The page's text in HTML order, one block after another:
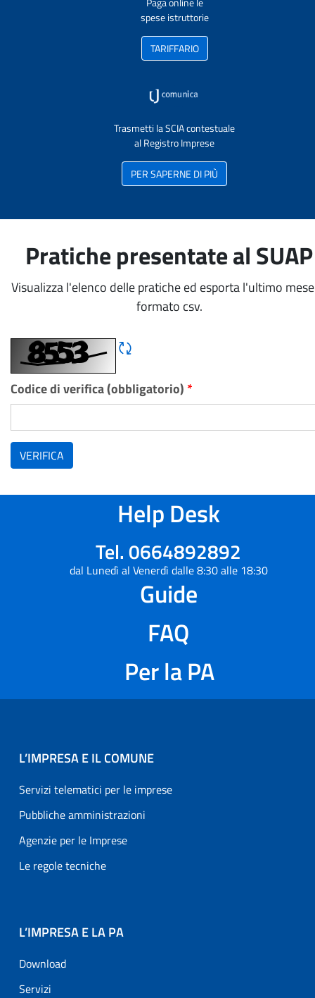
spese istruttorie
TARIFFARIO
Trasmetti la SCIA contestuale
al Registro Imprese
PER SAPERNE DI PIÙ
Pratiche presentate al SUAP
Visualizza l'elenco delle pratiche ed esporta l'ultimo
formato csv.
Rigene CAPTCHA
Codice di verifica (obbligatorio) *
VERIFICA
Help Desk
Tel. 0664892892
dal Lunedì al Venerdì dalle 8:30 alle 18:30
Guide
FAQ
Per la PA
L’IMPRESA E IL COMUNE
Servizi telematici per le imprese
Pubbliche amministrazioni
Agenzie per le Imprese
Le regole tecniche
L’IMPRESA E LA PA
Download
Servizi